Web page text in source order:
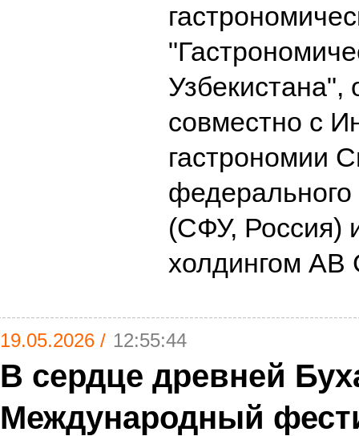
Узбекистана",
совместно с
гастрономии
федерального
(СФУ, Россия)
холдингом AB
19.05.2026 / 12:55:44
В сердце древней
Международный